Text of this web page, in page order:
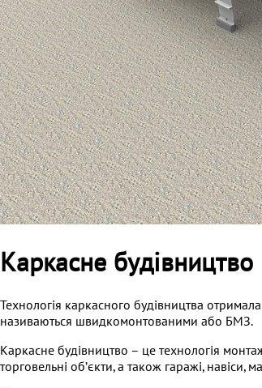
Каркасне будівництво
Технологія каркасного будівництва
називаються швидкомонтованими або БМЗ.
Каркасне будівництво – це технологія
торговельні обʼєкти, а також гаражі,